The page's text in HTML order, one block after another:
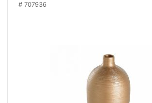
707936